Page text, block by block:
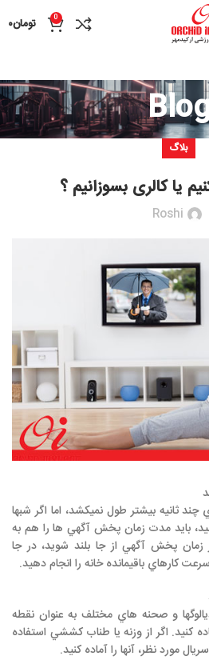
0 تومان۰
بلاگ
یا کالری بسوزانیم ؟
Roshi
ثانيه بيشتر طول نميكشد، اما اگر شبها
بايد مدت زمان پخش آگهي ها را هم به
پخش آگهي از جا بلند شويد، در جا
سرعت كارهاي باقيمانده خانه را انجام دهيد.
و صحنه هاي مختلف به عنوان نقطه
كنيد. اگر از وزنه يا طناب كششي استفاده
مورد نظر، آنها را آماده كنيد.